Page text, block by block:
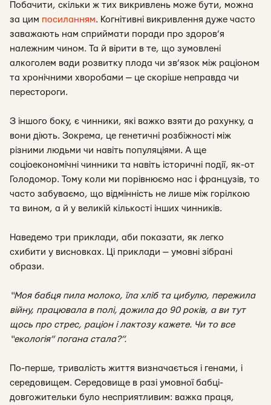
Побачити, скільки ж тих викривлень може бути, можна
за цим посиланням. Когнітивні викривлення дуже часто
заважають нам сприймати поради про здоров’я
належним чином. Та й вірити в те, що зумовлені
алкоголем вади розвитку плода чи зв’язок між раціоном
та хронічними хворобами — це скоріше неправда чи
перестороги.
З іншого боку, є чинники, які важко взяти до рахунку, а
вони діють. Зокрема, це генетичні розбіжності між
різними людьми чи навіть популяціями. А ще
соціоекономічні чинники та навіть історичні події, як-от
Голодомор. Тому коли ми порівнюємо нас і французів, то
часто забуваємо, що відмінність не лише між горілкою
та вином, а й у великій кількості інших чинників.
Наведемо три приклади, аби показати, як легко
схибити у висновках. Ці приклади — умовні зібрані
образи.
“Моя бабця пила молоко, їла хліб та цибулю, пережила
війну, працювала в полі, дожила до 90 років, а ви тут
щось про стрес, раціон і лактозу кажете. Чи то все
“екологія” погана стала?”.
По-перше, тривалість життя визначається і генами, і
середовищем. Середовище в разі умовної бабці-
довгожительки було несприятливим: важка праця,